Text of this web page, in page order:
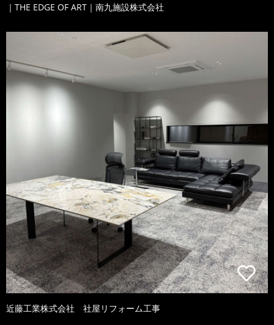
｜THE EDGE OF ART｜南九施設株式会社
近藤工業株式会社 社屋リフォーム工事